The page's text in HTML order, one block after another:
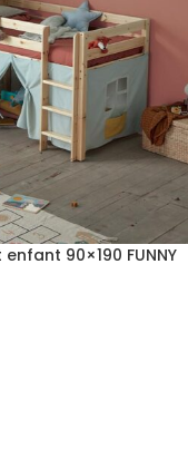
90×190 FUNNY